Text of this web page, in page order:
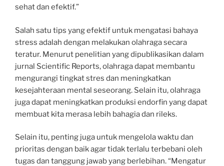
sehat dan efektif.”
Salah satu tips yang efektif untuk mengatasi bahaya
stress adalah dengan melakukan olahraga secara
teratur. Menurut penelitian yang dipublikasikan dalam
jurnal Scientific Reports, olahraga dapat membantu
mengurangi tingkat stres dan meningkatkan
kesejahteraan mental seseorang. Selain itu, olahraga
juga dapat meningkatkan produksi endorfin yang dapat
membuat kita merasa lebih bahagia dan rileks.
Selain itu, penting juga untuk mengelola waktu dan
prioritas dengan baik agar tidak terlalu terbebani oleh
tugas dan tanggung jawab yang berlebihan. “Mengatur